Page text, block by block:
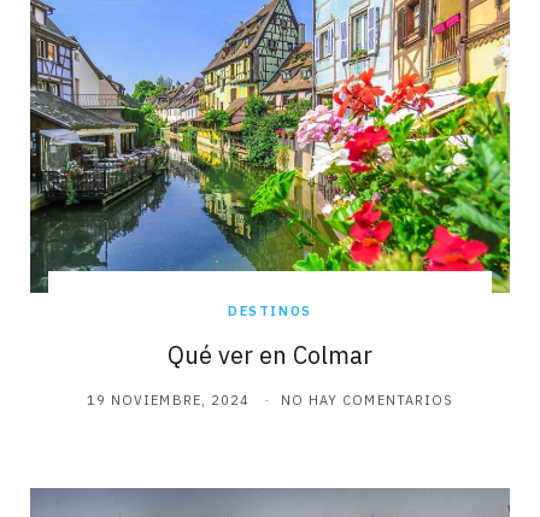
DESTINOS
Qué ver en Colmar
19 NOVIEMBRE, 2024 NO HAY COMENTARIOS